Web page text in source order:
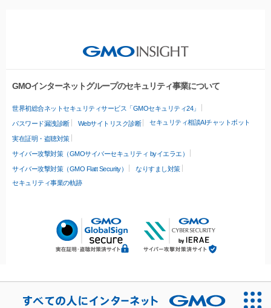
GMOインターネットグループのセキュリティ事業について
世界初総合ネットセキュリティサービス「GMOセキュリティ24」
パスワード漏洩診断 Webサイトリスク診断 セキュリティ相談AIチャットボット
実在証明・盗聴対策
サイバー攻撃対策（GMOサイバーセキュリティ byイエラエ）
サイバー攻撃対策（GMO Flatt Security）
なりすまし対策
セキュリティ事業の軌跡